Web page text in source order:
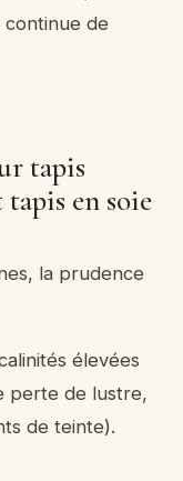
de
tapis
tapis en soie
la prudence
élevées
perte de lustre,
de teinte).